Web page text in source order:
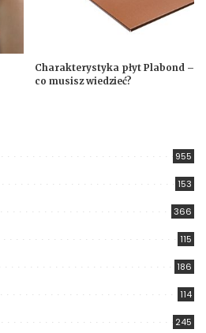
Charakterystyka płyt Plabond –
co musisz wiedzieć?
955
153
366
115
186
114
245